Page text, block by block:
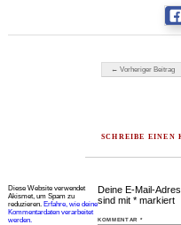
Beitragsnavigation
← Vorheriger Beitrag
SCHREIBE EINEN
Deine E-Mail-
sind mit* markiert
KOMMENTAR *
Diese Website verwendet
Akismet, um Spam zu
reduzieren. Erfahre, wie deine
Kommentardaten verarbeitet
werden.